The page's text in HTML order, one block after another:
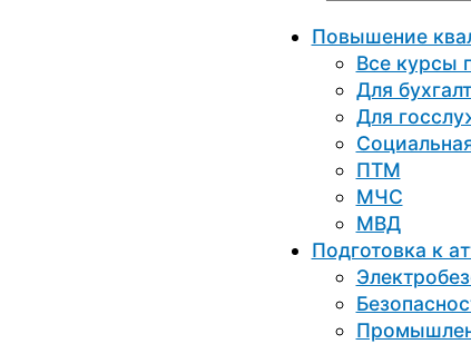
Повышение
Все курсы
Для
Для
ПТМ
МЧС
МВД
Подготовка к